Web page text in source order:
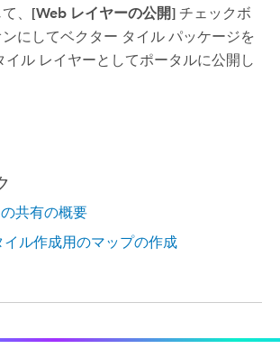
、 [Web レイヤーの公開]チェックボ
にしてベクター タイル パッケージを
イル レイヤーとしてポータルに公開し
共有の概要
イル作成用のマップの作成